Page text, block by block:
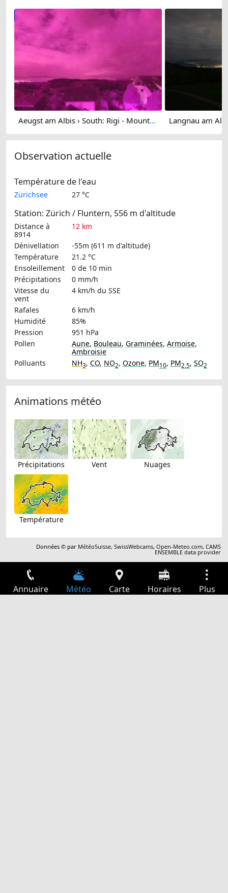
Aeugst am Albis › South: Rigi - Mount Pilatus
Observation actuelle
Température de l'eau
Zürichsee 27 °C
Station: Zürich / Fluntern, 556 m d'altitude
Distance à
8914
12 km
Dénivellation
-55m (611 m d'altitude)
Température
21.2 °C
Ensoleillement
0 de 10 min
Précipitations
0 mm/h
Vitesse du
vent
4 km/h du SSE
Rafales
6 km/h
Humidité
85%
Pression
951 hPa
Pollen
Aune, Bouleau, Graminées, Armoise,
Ambroisie
Polluants
NH3, CO, NO2, Ozone, PM10, PM2.5, SO2
Animations météo
Précipitations Vent Nuages
Température
Données © par MétéoSuisse,SwissWebcams,Open-Meteo.com,CAMS
ENSEMBLE data provider
Annuaire Météo Carte Horaires Plus